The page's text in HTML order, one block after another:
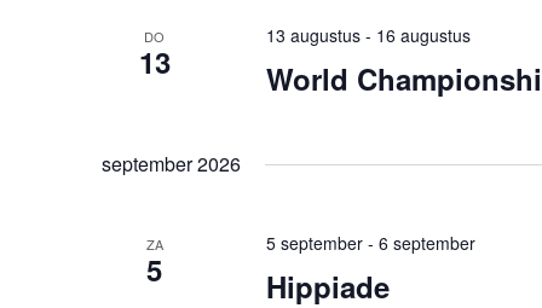
DO
13 World
13 augustus- 16 augustus
september 2026
ZA
5 Hippiade
5 september- 6 september